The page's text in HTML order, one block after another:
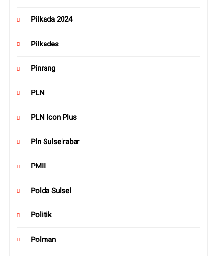
Pilkada 2024
Pilkades
Pinrang
PLN
PLN Icon Plus
Pln Sulselrabar
PMII
Polda Sulsel
Politik
Polman